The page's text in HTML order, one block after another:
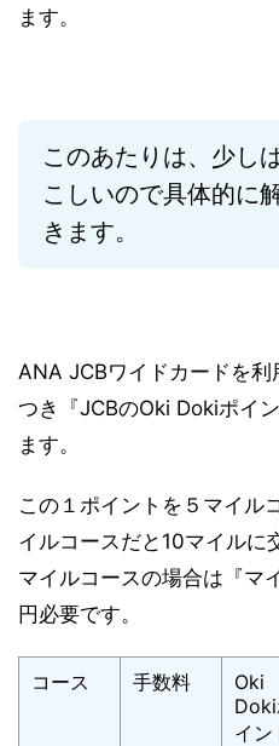
ます。
このあたりは、少し
こしいので具体的に
きます。
ANA JCBワイドカードを
つき『JCBのOki Dokiポイ
ます。
この１ポイントを５マイル
イルコースだと10マイルに
マイルコースの場合は『マ
円必要です。
コース 手数料
Oki
イン